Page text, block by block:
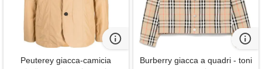
Peuterey giacca-camicia
Burberry giacca a quadri - toni